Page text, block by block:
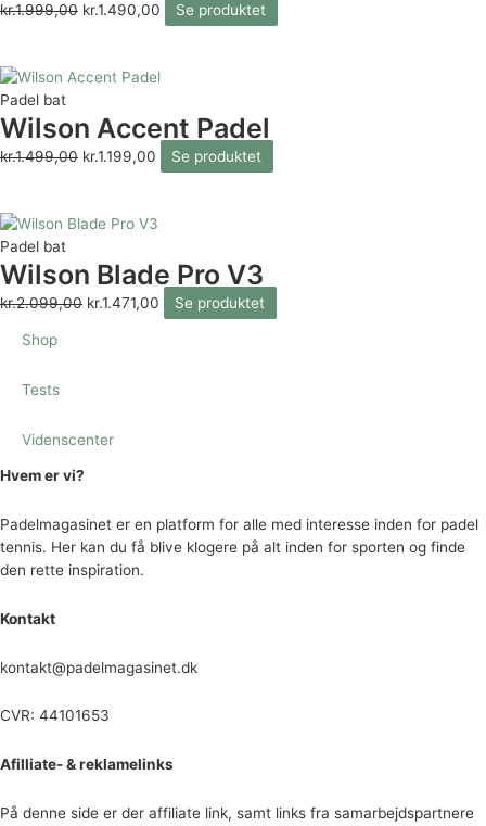
kr.1.999,00 kr.1.490,00 Se produktet
Padel bat
Wilson Accent Padel
kr.1.499,00 kr.1.199,00 Se produktet
Padel bat
Wilson Blade Pro V3
kr.2.099,00 kr.1.471,00 Se produktet
Shop
Tests
Videnscenter
Hvem er vi?
Padelmagasinet er en platform for alle med interesse inden for padel
tennis. Her kan du få blive klogere på alt inden for sporten og finde
den rette inspiration.
Kontakt
kontakt@padelmagasinet.dk
CVR: 44101653
Afilliate- & reklamelinks
På denne side er der affiliate link, samt links fra samarbejdspartnere